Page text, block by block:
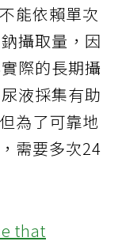
能依賴單次
攝取量，因
際的長期攝
液採集有助
為了可靠地
需要多次24
that